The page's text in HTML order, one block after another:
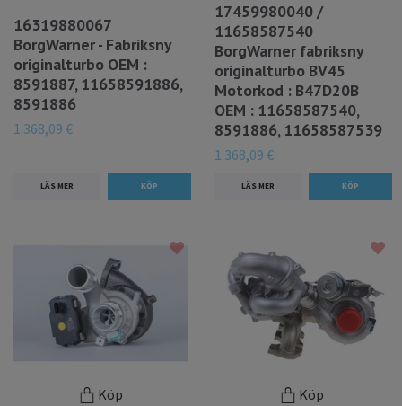
16319880067
BorgWarner - Fabriksny
originalturbo OEM :
8591887, 11658591886,
8591886
1.368,09 €
LÄS MER
17459980040 /
11658587540
BorgWarner fabriksny
originalturbo BV45
Motorkod : B47D20B
OEM : 11658587540,
8591886, 11658587539
1.368,09 €
LÄS MER
Köp Köp